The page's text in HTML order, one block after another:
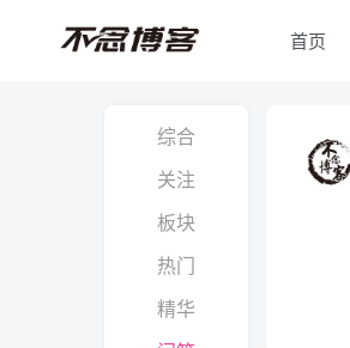
首页
综合
关注
板块
热门
精华